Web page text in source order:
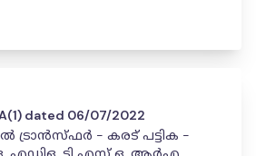
dated 06/07/2022
- കരട് പട്ടിക -